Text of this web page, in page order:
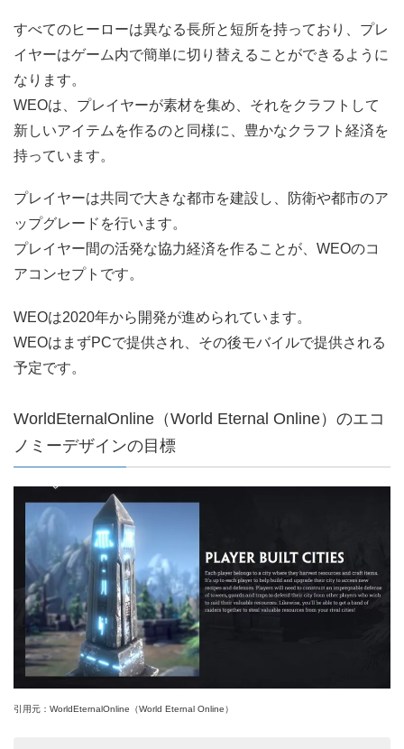
すべてのヒーローは異なる長所と短所を持っており、プレ
イヤーはゲーム内で簡単に切り替えることができるように
なります。
WEOは、プレイヤーが素材を集め、それをクラフトして
新しいアイテムを作るのと同様に、豊かなクラフト経済を
持っています。
プレイヤーは共同で大きな都市を建設し、防衛や都市のア
ップグレードを行います。
プレイヤー間の活発な協力経済を作ることが、WEOのコ
アコンセプトです。
WEOは2020年から開発が進められています。
WEOはまずPCで提供され、その後モバイルで提供される
予定です。
WorldEternalOnline（World Eternal Online）のエコ
ノミーデザインの目標
引用元：WorldEternalOnline（World Eternal Online）